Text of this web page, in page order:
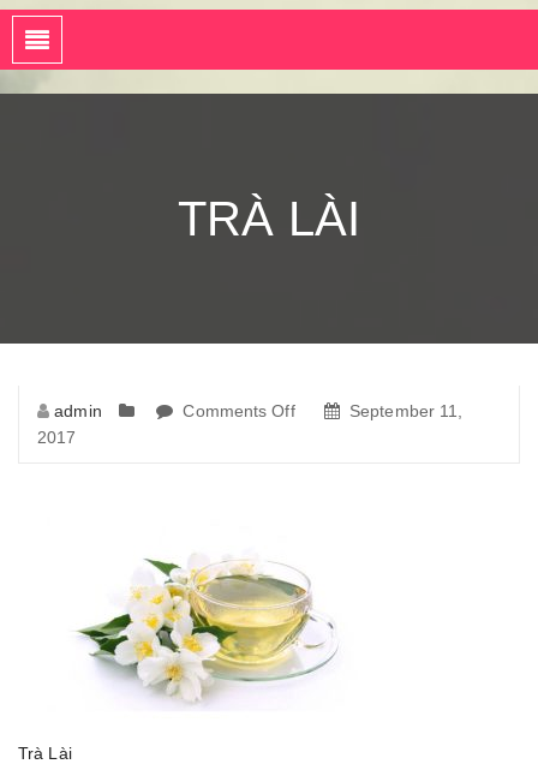
TRÀ LÀI
admin Comments Offon
September 11,
2017
Trà Lài